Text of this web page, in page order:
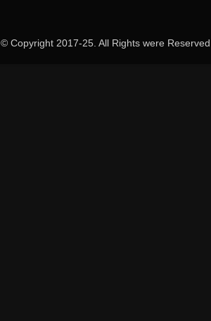
© Copyright 2017-25. All Rights were